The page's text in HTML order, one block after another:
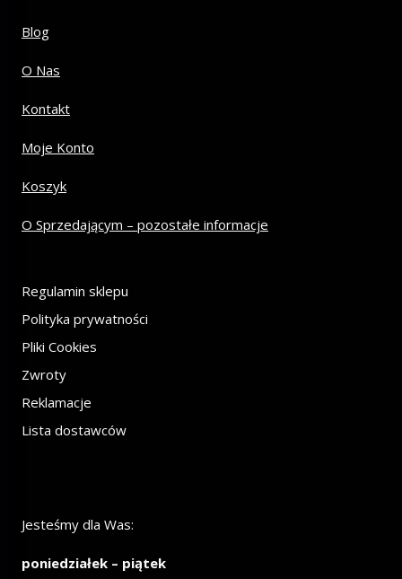
Blog
O Nas
Kontakt
Moje Konto
Koszyk
O Sprzedającym – pozostałe informacje
Regulamin sklepu
Polityka prywatności
Pliki Cookies
Zwroty
Reklamacje
Lista dostawców
Jesteśmy dla Was:
poniedziałek – piątek